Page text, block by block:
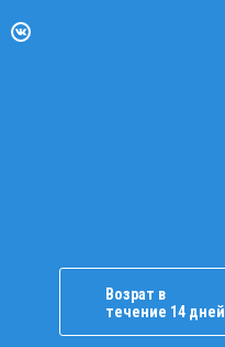
Возрат в
течение 14 дней